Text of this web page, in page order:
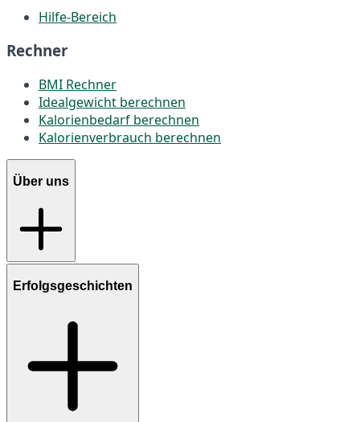
Hilfe-Bereich
Rechner
BMI Rechner
Idealgewicht berechnen
Kalorienbedarf berechnen
Kalorienverbrauch berechnen
Über uns
Erfolgsgeschichten